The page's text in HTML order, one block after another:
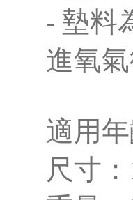
- 墊料
進氧
適用
尺寸